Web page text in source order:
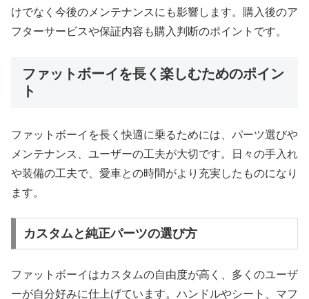
けでなく今後のメンテナンスにも影響します。購入後のア
フターサービスや保証内容も購入判断のポイントです。
ファットボーイを長く楽しむためのポイン
ト
ファットボーイを長く快適に乗るためには、パーツ選びや
メンテナンス、ユーザーの工夫が大切です。日々の手入れ
や装備の工夫で、愛車との時間がより充実したものになり
ます。
カスタムと純正パーツの選び方
ファットボーイはカスタムの自由度が高く、多くのユーザ
ーが自分好みに仕上げています。ハンドルやシート、マフ